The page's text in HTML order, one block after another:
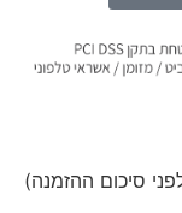
סיכום ההזמנה)